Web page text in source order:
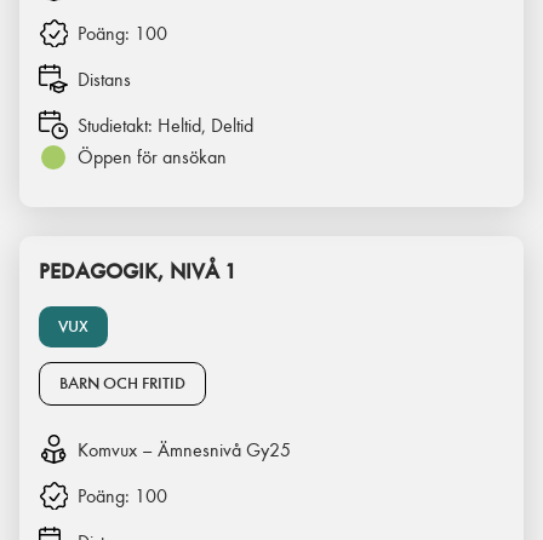
Poäng: 100
Distans
Studietakt: Heltid, Deltid
Öppen för ansökan
VUX
PEDAGOGIK, NIVÅ 1
BARN OCH FRITID
Komvux – Ämnesnivå Gy25
Poäng: 100